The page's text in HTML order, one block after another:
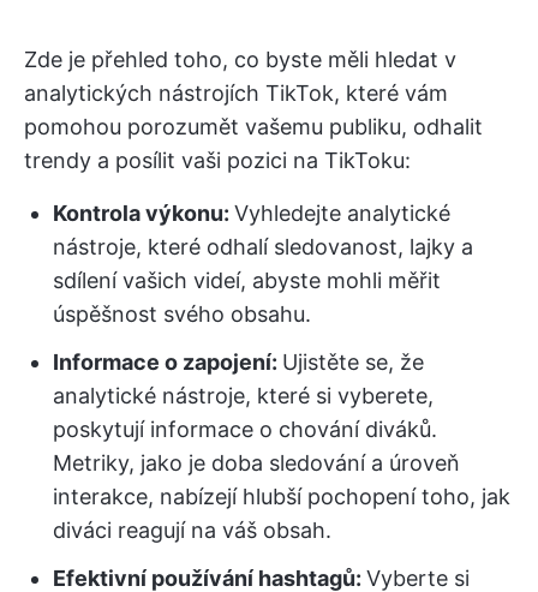
Zde je přehled toho, co byste měli hledat v
analytických nástrojích TikTok, které vám
pomohou porozumět vašemu publiku, odhalit
trendy a posílit vaši pozici na TikToku:
Kontrola výkonu: Vyhledejte analytické
nástroje, které odhalí sledovanost, lajky a
sdílení vašich videí, abyste mohli měřit
úspěšnost svého obsahu.
Informace o zapojení: Ujistěte se, že
analytické nástroje, které si vyberete,
poskytují informace o chování diváků.
Metriky, jako je doba sledování a úroveň
interakce, nabízejí hlubší pochopení toho, jak
diváci reagují na váš obsah.
Efektivní používání hashtagů: Vyberte si